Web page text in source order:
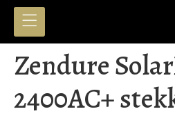
Zendure
2400AC+